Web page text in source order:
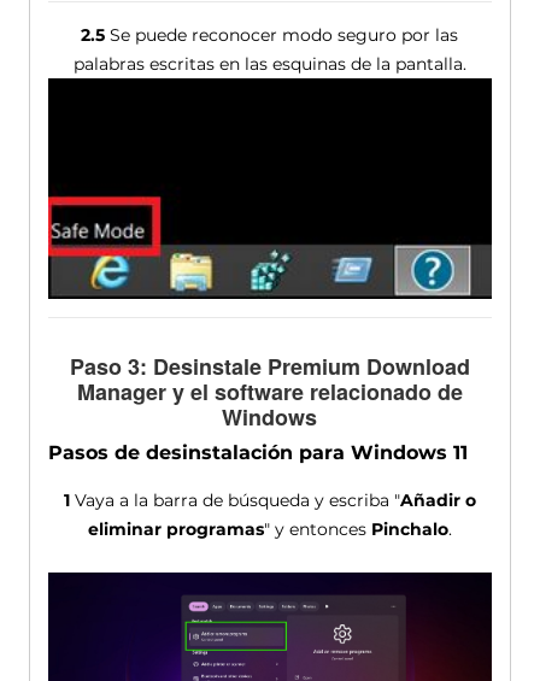
2.5 Se puede reconocer modo seguro por las
palabras escritas en las esquinas de la pantalla.
Paso 3: Desinstale Premium Download
Manager y el software relacionado de
Windows
Pasos de desinstalación para Windows 11
1Vaya a la barra de búsqueda y escriba "Añadir o
eliminar programas" y entonces Pinchalo.